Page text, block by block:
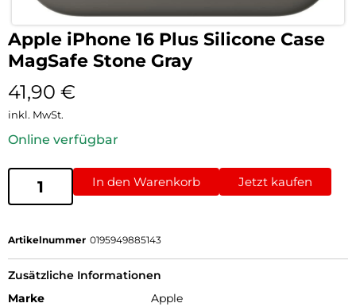
Apple iPhone 16 Plus Silicone Case
MagSafe Stone Gray
41,90 €
inkl. MwSt.
Online verfügbar
In den Warenkorb Jetzt kaufen
Artikelnummer 0195949885143
Zusätzliche Informationen
Marke
Apple